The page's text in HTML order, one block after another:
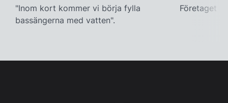
"Inom kort kommer vi börja fylla
bassängerna med vatten".
Företaget